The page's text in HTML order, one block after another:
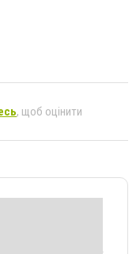
, щоб оцінити